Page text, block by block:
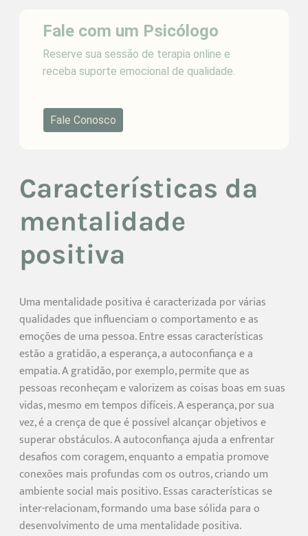
Fale com um Psicólogo
Reserve sua sessão de terapia online e
receba suporte emocional de qualidade.
Fale Conosco
Características da
mentalidade
positiva
Uma mentalidade positiva é caracterizada por várias
qualidades que influenciam o comportamento e as
emoções de uma pessoa. Entre essas características
estão a gratidão, a esperança, a autoconfiança e a
empatia. A gratidão, por exemplo, permite que as
pessoas reconheçam e valorizem as coisas boas em suas
vidas, mesmo em tempos difíceis. A esperança, por sua
vez, é a crença de que é possível alcançar objetivos e
superar obstáculos. A autoconfiança ajuda a enfrentar
desafios com coragem, enquanto a empatia promove
conexões mais profundas com os outros, criando um
ambiente social mais positivo. Essas características se
inter-relacionam, formando uma base sólida para o
desenvolvimento de uma mentalidade positiva.